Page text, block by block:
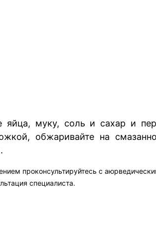
яйца, муку, соль и сахар и
обжаривайте на
проконсультируйтесь с
специалиста.